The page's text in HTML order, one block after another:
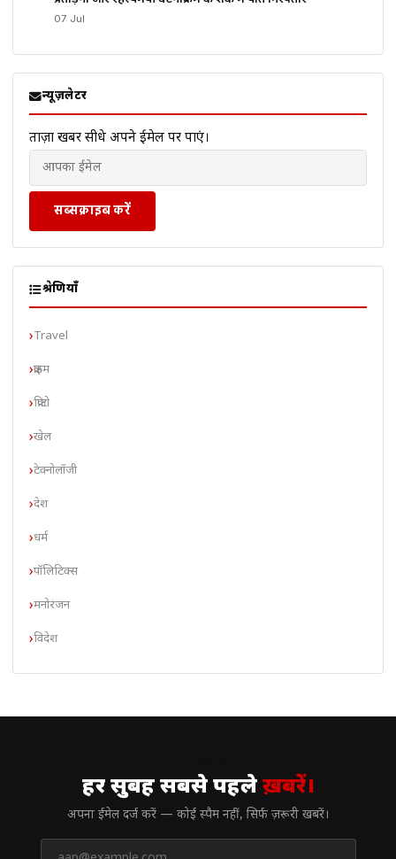
07 Jul
न्यूज़लेटर
ताज़ा खबरें सीधे अपने ईमेल पर पाएं।
सब्सक्राइब करें
श्रेणियाँ
Travel
क्राइम
क्रिप्टो
खेल
टेक्नोलॉजी
देश
धर्म
पॉलिटिक्स
मनोरंजन
विदेश
हर सुबह सबसे पहलेख़बरें।
अपना ईमेल दर्ज करें — कोई स्पैम नहीं, सिर्फ ज़रूरी खबरें।